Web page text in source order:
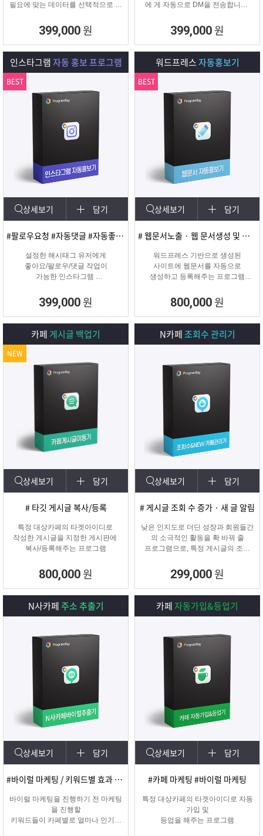
필요에 맞는 데이터를 선택적으로 수
399,000 원
에 게 자동으로 DM을 전송합니다.
수 등 특정 타겟의 인스타그래머에게
DM을 발송하여 관심을 끌 수 있습니
다.
399,000 원
인스타그램자동 홍보 프로그램
상세보기 담기
#팔로우요청 #자동댓글 #자동좋아요 #SNS마케팅
설정한 해시태그 유저에게
좋아요/팔로우/댓글 작업이
가능한 인스타그램
399,000 원
BEST
워드프레스자동홍보기
상세보기 담기
# 웹문서노출 · 웹 문서생성 및 등록
워드프레스 기반으로 생성된
사이트에 웹문서를 자동으로
생성하고 등록해주는 프로그램
800,000 원
BEST
카페 게시글 백업기
상세보기 담기
# 타깃 게시글 복사/등록
특정 대상카페의 타겟아이디로
작성한 게시글을 지정한 게시판에
복사/등록해주는 프로그램
800,000 원
NEW
N카페조회수 관리기
상세보기 담기
# 게시글 조회 수 증가 · 새 글 알림
낮은 인지도로 더딘 성장과 회원들간
의 소극적인 활동을 확 바꿔 줄
프로그램으로, 특정 게시글의 조회
카테고리에 새 글 알림 표시기능!
299,000 원
N사카페주소 추출기
상세보기 담기
#바이럴 마케팅 / 키워드별 효과 카페 확인
바이럴 마케팅을 진행하기 전 마케팅
을 진행할
키워드들이 카페별로 얼마나 인기가
카페자동가입&등업기
상세보기 담기
#카페 마케팅 #바이럴 마케팅
특정 대상카페의 타겟아이디로 자동
가입 및
등업을 해주는 프로그램